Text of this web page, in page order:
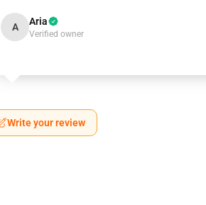
A Aria
Verified owner
Write your review